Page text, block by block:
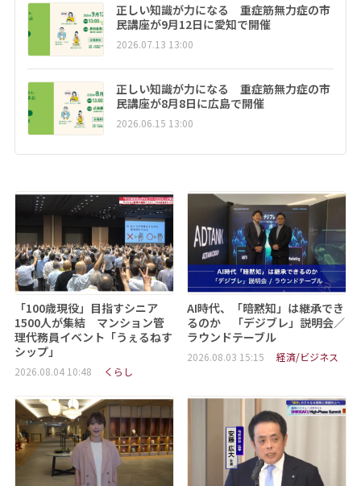
正しい知識が力になる 重症筋無力症の市
民講座が9月12日に愛知で開催
2026.07.13 13:00
正しい知識が力になる 重症筋無力症の市
民講座が8月8日に広島で開催
2026.06.15 13:00
「100歳現役」目指すシニア
1500人が集結 マンション管
理代務員イベント「うぇるねす
シップ」
2026.08.04 10:48 くらし
AI時代、「暗黙知」は継承でき
るのか 「デジブレ」説明会／
ラウンドテーブル
2026.08.03 15:15 経済/ビジネス